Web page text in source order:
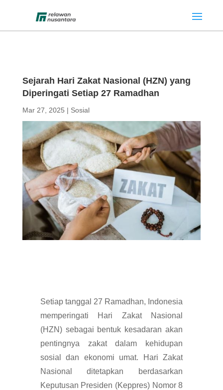
Sejarah Hari Zakat Nasional (HZN) yang
Diperingati Setiap 27 Ramadhan
Mar 27, 2025 | Sosial
Setiap tanggal 27 Ramadhan, Indonesia
memperingati Hari Zakat Nasional
(HZN) sebagai bentuk kesadaran akan
pentingnya zakat dalam kehidupan
sosial dan ekonomi umat. Hari Zakat
Nasional ditetapkan berdasarkan
Keputusan Presiden (Keppres) Nomor 8